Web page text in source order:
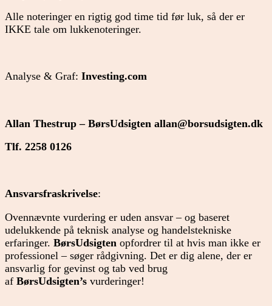
Alle noteringer en rigtig god time tid før luk, så der er
IKKE tale om lukkenoteringer.
Analyse & Graf: Investing.com
Allan Thestrup – BørsUdsigten allan@borsudsigten.dk
Tlf. 2258 0126
Ansvarsfraskrivelse:
Ovennævnte vurdering er uden ansvar – og baseret
udelukkende på teknisk analyse og handelstekniske
erfaringer. BørsUdsigten opfordrer til at hvis man ikke er
professionel – søger rådgivning. Det er dig alene, der er
ansvarlig for gevinst og tab ved brug
af BørsUdsigten’s vurderinger!